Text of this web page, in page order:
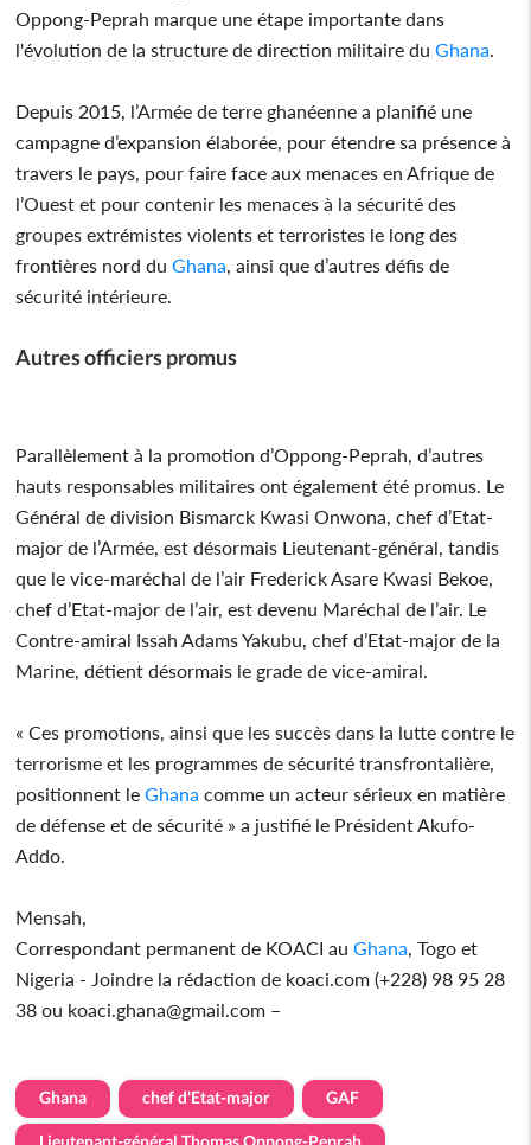
Oppong-Peprah marque une étape importante dans
l'évolution de la structure de direction militaire duGhana
Depuis 2015, l’Armée de terre ghanéenne a planifié une
campagne d’expansion élaborée, pour étendre sa présence à
travers le pays, pour faire face aux menaces en Afrique de
l’Ouest et pour contenir les menaces à la sécurité des
groupes extrémistes violents et terroristes le long des
frontières nord duGhana , ainsi que d’autres défis de
sécurité intérieure.
Autres officiers promus
Parallèlement à la promotion d’Oppong-Peprah, d’autres
hauts responsables militaires ont également été promus. Le
Général de division Bismarck Kwasi Onwona, chef d’Etat-
major de l’Armée, est désormais Lieutenant-général, tandis
que le vice-maréchal de l’air Frederick Asare Kwasi Bekoe,
chef d’Etat-major de l’air, est devenu Maréchal de l’air. Le
Contre-amiral Issah Adams Yakubu, chef d’Etat-major de la
Marine, détient désormais le grade de vice-amiral.
« Ces promotions, ainsi que les succès dans la lutte contre le
terrorisme et les programmes de sécurité transfrontalière,
positionnent leGhana comme un acteur sérieux en matière
de défense et de sécurité » a justifié le Président Akufo-
Addo.
Mensah,
Correspondant permanent de KOACI auGhana , Togo et
Nigeria - Joindre la rédaction de koaci.com (+228) 98 95 28
38 ou koaci.ghana@gmail.com –
Ghana chef d'Etat-major GAF
Lieutenant-général Thomas Oppong-Peprah